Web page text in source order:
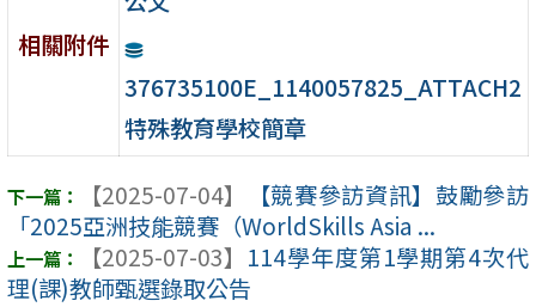
相關附件
376735100E_1140057825_ATTACH2
特殊教育學校簡章
【2025-07-04】
【競賽參訪資訊】鼓勵參訪
「2025亞洲技能競賽（WorldSkills Asia ...
【2025-07-03】 114學年度第1學期第4次代
理(課)教師甄選錄取公告